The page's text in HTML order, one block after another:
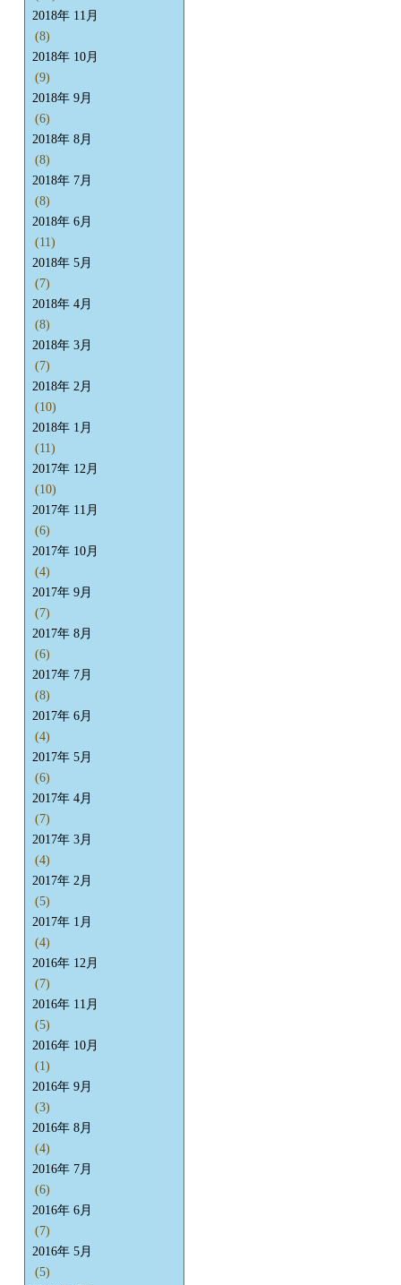
2018年 11月
(8)
2018年 10月
(9)
2018年 9月
(6)
2018年 8月
(8)
2018年 7月
(8)
2018年 6月
(11)
2018年 5月
(7)
2018年 4月
(8)
2018年 3月
(7)
2018年 2月
(10)
2018年 1月
(11)
2017年 12月
(10)
2017年 11月
(6)
2017年 10月
(4)
2017年 9月
(7)
2017年 8月
(6)
2017年 7月
(8)
2017年 6月
(4)
2017年 5月
(6)
2017年 4月
(7)
2017年 3月
(4)
2017年 2月
(5)
2017年 1月
(4)
2016年 12月
(7)
2016年 11月
(5)
2016年 10月
(1)
2016年 9月
(3)
2016年 8月
(4)
2016年 7月
(6)
2016年 6月
(7)
2016年 5月
(5)